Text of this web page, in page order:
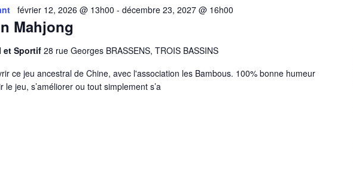
Mahjong
février 12, 2026 @ 13h00 - décembre 23, 2027 @ 16h00
et Sportif 28 rue Georges BRASSENS, TROIS BASSINS
ce jeu ancestral de Chine, avec l'association les Bambous. 100% bonne humeur
le jeu, s’améliorer ou tout simplement s’a